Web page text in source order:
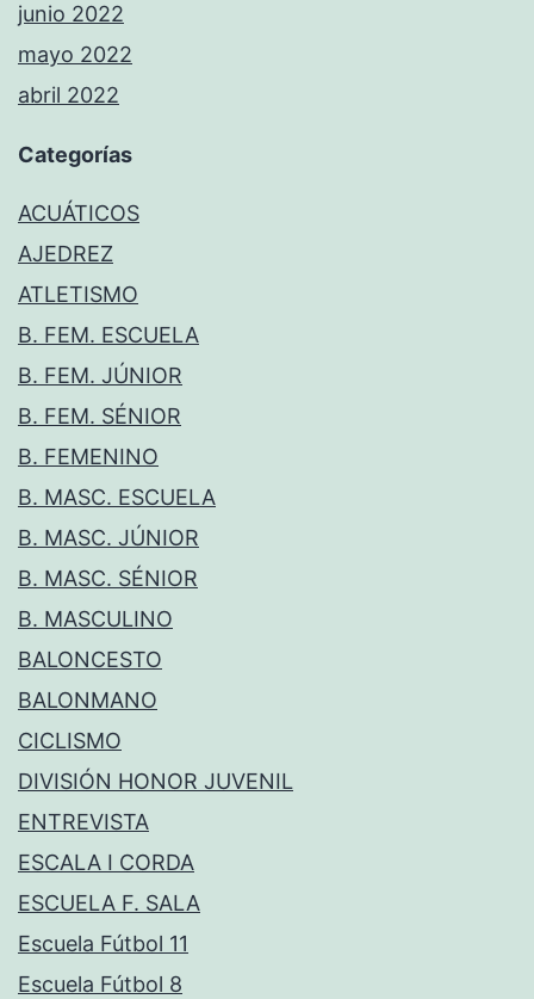
junio 2022
mayo 2022
abril 2022
Categorías
ACUÁTICOS
AJEDREZ
ATLETISMO
B. FEM. ESCUELA
B. FEM. JÚNIOR
B. FEM. SÉNIOR
B. FEMENINO
B. MASC. ESCUELA
B. MASC. JÚNIOR
B. MASC. SÉNIOR
B. MASCULINO
BALONCESTO
BALONMANO
CICLISMO
DIVISIÓN HONOR JUVENIL
ENTREVISTA
ESCALA I CORDA
ESCUELA F. SALA
Escuela Fútbol 11
Escuela Fútbol 8